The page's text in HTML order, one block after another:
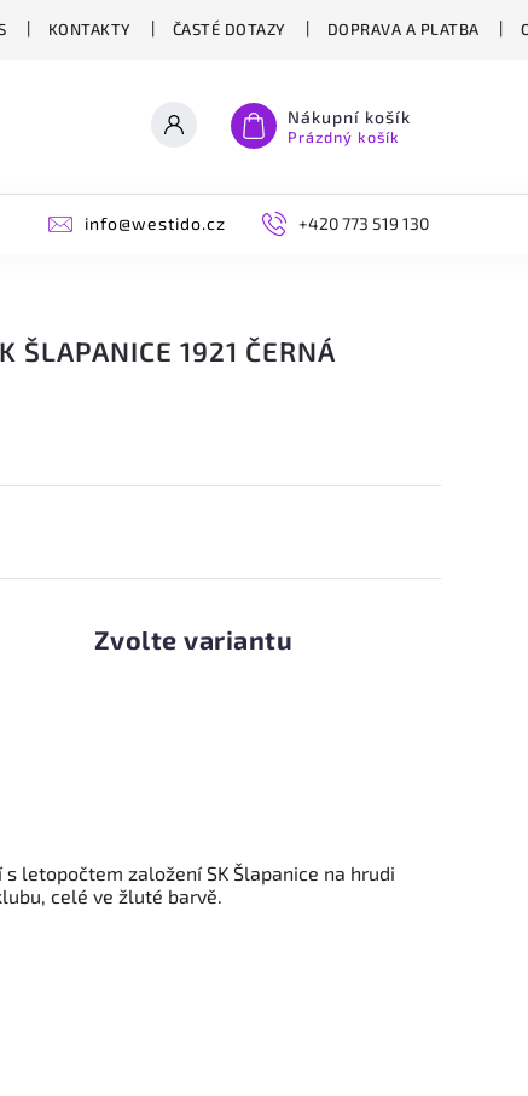
KONTAKTY ČASTÉ DOTAZY DOPRAVA A PLATBA
Nákupní košík
Prázdný košík
+420 773 519 130
info@westido.cz
ŠLAPANICE 1921 ČERNÁ
Zvolte variantu
s letopočtem založení SK Šlapanice na hrudi
celé ve žluté barvě.